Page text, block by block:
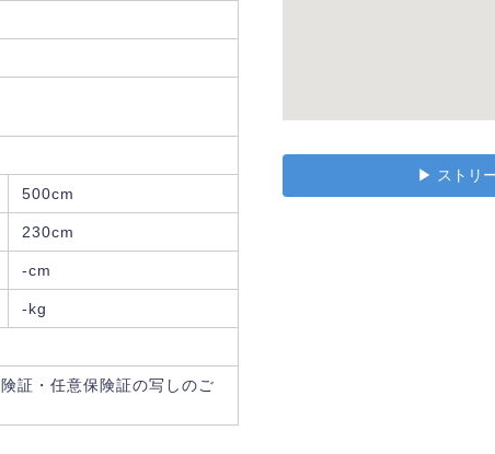
500cm
230cm
-cm
-kg
証・任意保険証の写しのご
▶︎ ストリ